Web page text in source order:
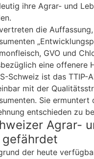
ihre Agrar- und
die
GVO und
eine offenere
Schweiz ist das TTIP-
mit der
Sie ermuntert
entschieden zu
Agrar-
der heute